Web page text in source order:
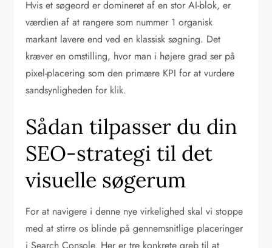
Hvis et søgeord er domineret af en stor AI-blok, er
værdien af at rangere som nummer 1 organisk
markant lavere end ved en klassisk søgning. Det
kræver en omstilling, hvor man i højere grad ser på
pixel-placering som den primære KPI for at vurdere
sandsynligheden for klik.
Sådan tilpasser du din
SEO-strategi til det
visuelle søgerum
For at navigere i denne nye virkelighed skal vi stoppe
med at stirre os blinde på gennemsnitlige placeringer
i Search Console. Her er tre konkrete greb til at